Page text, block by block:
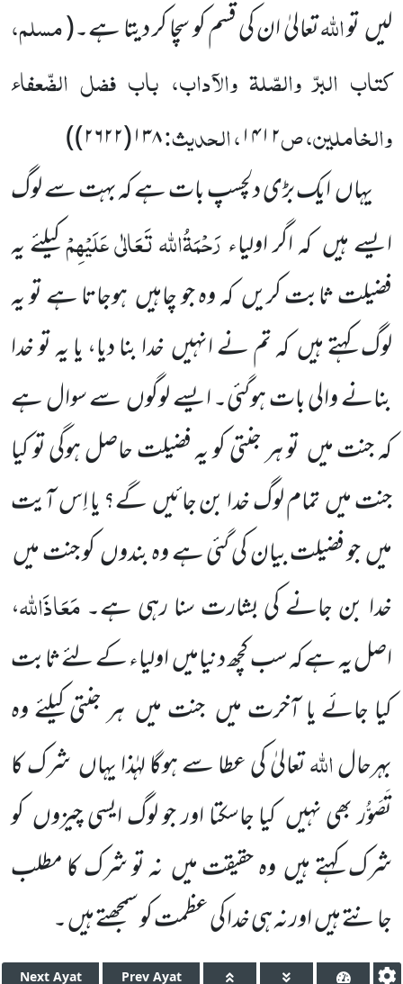
لیں تواللہتعالیٰ ان کی قسم کو سچا کر دیتا ہے۔(مسلم،
کتاب البرّ والصّلۃ والآداب، باب فضل الضّعفاء
والخاملین، ص۱۴۱۲، الحدیث:۱۳۸(۲۶۲۲)
)
یہاں ایک بڑی دلچسپ بات ہے کہ بہت سے لوگ
ایسے ہیں کہ اگر اولیاءرَحْمَۃُاللہ تَعَالٰی عَلَیْہِمْکیلئے یہ
فضیلت ثابت کریں کہ وہ جو چاہیں ہوجاتا ہے تو یہ
لوگ کہتے ہیں کہ تم نے انہیں خدا بنا دیا، یا یہ تو خدا
بنانے والی بات ہوگئی۔ ایسے لوگوں سے سوال ہے
کہ جنت میں تو ہر جنتی کو یہ فضیلت حاصل ہوگی تو کیا
جنت میں تمام لوگ خدا بن جائیں گے؟ یا اِس آیت
میں جو فضیلت بیان کی گئی ہے وہ بندوں کو جنت میں
خدا بن جانے کی بشارت سنا رہی ہے۔مَعَاذَاللہ،
اصل یہ ہے کہ سب کچھ دنیامیں اولیاء کے لئے ثابت
کیا جائے یا آخرت میں جنت میں ہر جنتی کیلئے وہ
بہرحالاللہتعالیٰ کی عطا سے ہوگا لہٰذا یہاں شرک کا
تَصَوُّر بھی نہیں کیا جاسکتا اور جو لوگ ایسی چیزوں کو
شرک کہتے ہیں وہ حقیقت میں نہ تو شرک کا مطلب
جانتے ہیں اور نہ ہی خدا کی عظمت کو سمجھتے ہیں ۔
Next Ayat Prev Ayat